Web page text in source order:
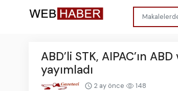
ABD’li STK, AIPAC’ın
yayımladı
2 ay önce 148